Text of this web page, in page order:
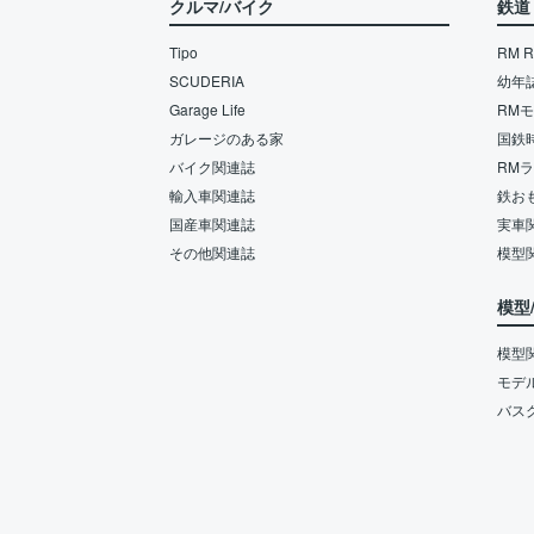
クルマ/バイク
Tipo
SCUDERIA
Garage Life
ガレージのある家
バイク関連誌
輸入車関連誌
国産車関連誌
その他関連誌
鉄道
RM
幼年
RM
国鉄
RM
鉄お
実車
模型
模
模型
モデ
バス